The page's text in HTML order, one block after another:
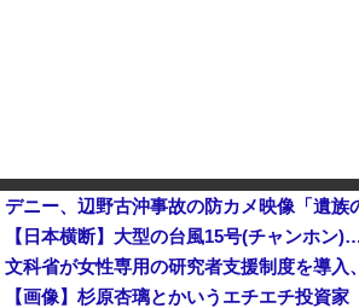
【画像】杉原杏璃とかいうエチエチ投資家